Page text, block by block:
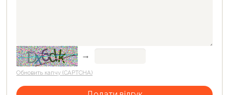
→
Обновить капчу (CAPTCHA)